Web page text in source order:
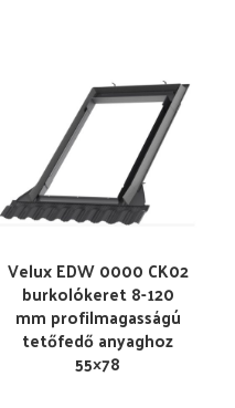
Velux EDW 0000 CK02
burkolókeret 8-120
mm profilmagasságú
tetőfedő anyaghoz
55×78